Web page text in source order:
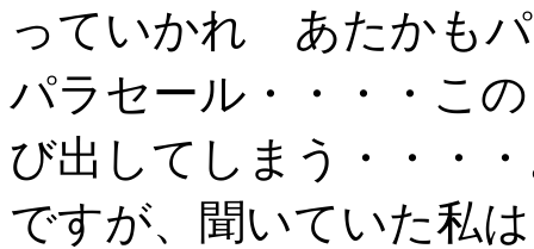
っていかれ あたかも
パラセール・・・・こ
び出してしまう・・・
ですが、聞いていた私